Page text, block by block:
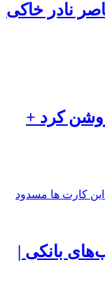
نادر خاکی
بورس ۱۴۰۴ را روشن کرد +
بانکی |